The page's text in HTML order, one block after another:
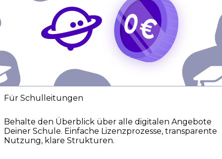
Für Schulleitungen
Behalte den Überblick über alle digitalen Angebote
Deiner Schule. Einfache Lizenzprozesse, transparente
Nutzung, klare Strukturen.